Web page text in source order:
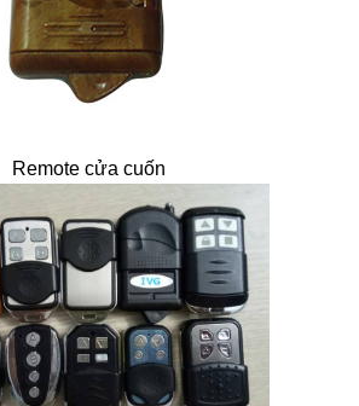
Remote cửa cuốn